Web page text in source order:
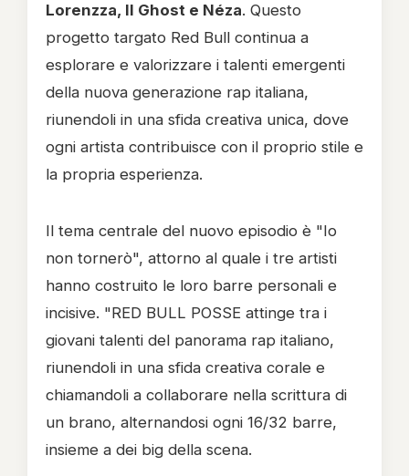
Lorenzza, Il Ghost e Néza. Questo
progetto targato Red Bull continua a
esplorare e valorizzare i talenti emergenti
della nuova generazione rap italiana,
riunendoli in una sfida creativa unica, dove
ogni artista contribuisce con il proprio stile e
la propria esperienza.
Il tema centrale del nuovo episodio è "Io
non tornerò", attorno al quale i tre artisti
hanno costruito le loro barre personali e
incisive. "RED BULL POSSE attinge tra i
giovani talenti del panorama rap italiano,
riunendoli in una sfida creativa corale e
chiamandoli a collaborare nella scrittura di
un brano, alternandosi ogni 16/32 barre,
insieme a dei big della scena.